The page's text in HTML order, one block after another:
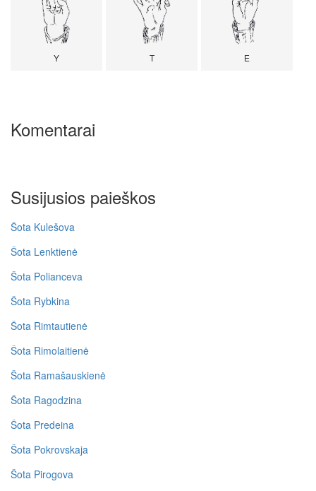
Y T E
Komentarai
Susijusios paieškos
Šota Kulešova
Šota Lenktienė
Šota Polianceva
Šota Rybkina
Šota Rimtautienė
Šota Rimolaitienė
Šota Ramašauskienė
Šota Ragodzina
Šota Predeina
Šota Pokrovskaja
Šota Pirogova